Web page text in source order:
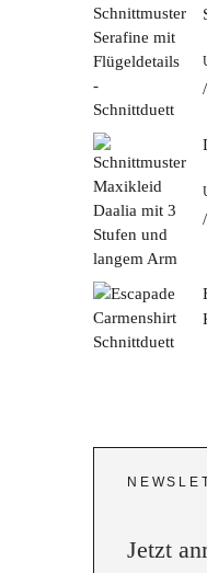
Jetzt